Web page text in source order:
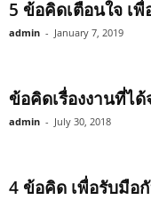
5 ข้อคิดเตือนใจ เ
admin - January 7, 2019
ข้อคิดเรื่องงานที่ได้
admin - July 30, 2018
4 ข้อคิด เพื่อรับมือ